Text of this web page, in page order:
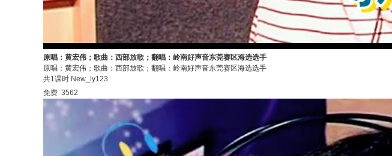
原唱：黄宏伟；歌曲：西部放歌；翻唱：岭南好声音东莞赛区海选选手
原唱：黄宏伟；歌曲：西部放歌；翻唱：岭南好声音东莞赛区海选选手
共1课时 New_ly123
免费 3562